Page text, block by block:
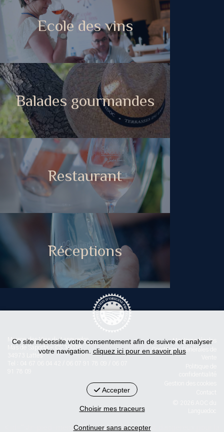
Ecole des vins
Balades gourmandes
Restaurant
Réceptions
Maison des Vins du Languedoc
Mas de Saporta - CS 30030
Mentions légales
Conditions Générales de
< id="str-pied-mention">L'abus d’alcool est dangereux pour la
Ce site nécessite votre consentement afin de suivre et analyser
votre navigation. cliquez ici pour en savoir plus
Accepter
Choisir mes traceurs
Continuer sans accepter